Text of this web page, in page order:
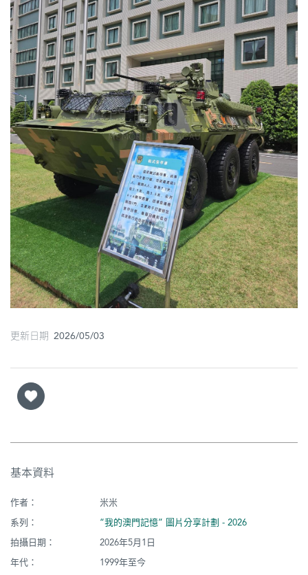
索
古
地
圖
媽
閣
寺
廟
巴
士
教
堂
街
市
更新日期 2026/05/03
基本資料
作者：
米米
系列：
“我的澳門記憶” 圖片分享計劃 - 2026
拍攝日期：
2026年5月1日
年代：
1999年至今